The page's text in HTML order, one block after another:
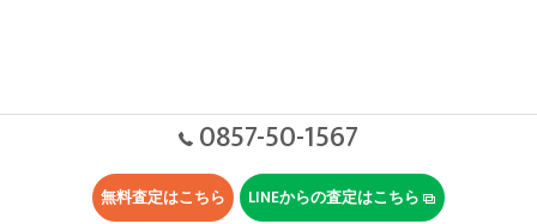
0857-50-1567
無料査定はこちら LINEからの査定はこちら